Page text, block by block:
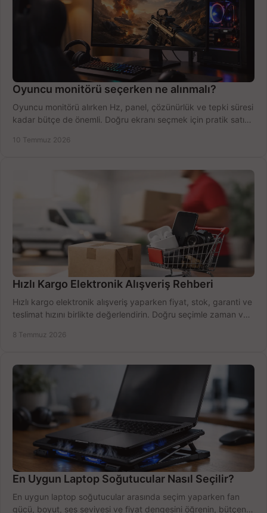
Oyuncu monitörü seçerken ne alınmalı?
Oyuncu monitörü alırken Hz, panel, çözünürlük ve tepki süresi
kadar bütçe de önemli. Doğru ekranı seçmek için pratik satın
10 Temmuz 2026
Hızlı Kargo Elektronik Alışveriş Rehberi
Hızlı kargo elektronik alışveriş yaparken fiyat, stok, garanti ve
teslimat hızını birlikte değerlendirin. Doğru seçimle zaman ve
8 Temmuz 2026
En Uygun Laptop Soğutucular Nasıl Seçilir?
En uygun laptop soğutucular arasında seçim yaparken fan
gücü, boyut, ses seviyesi ve fiyat dengesini öğrenin, bütçenizi